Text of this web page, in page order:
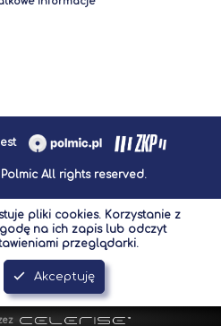
All rights reserved.
pliki cookies. Korzystanie z
na ich zapis lub odczyt
przeglądarki.
Akceptuję